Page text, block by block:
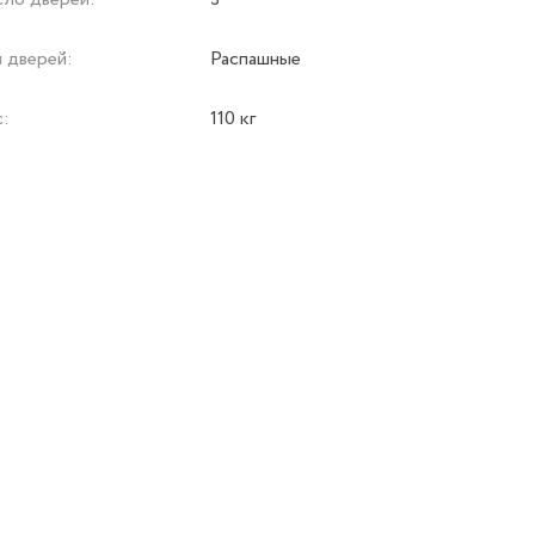
дверей: Распашные
110 кг